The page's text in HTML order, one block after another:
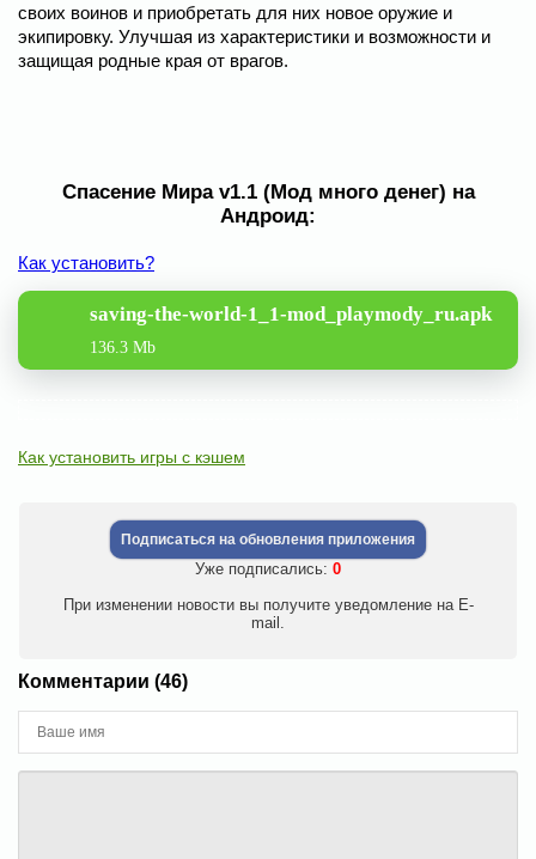
своих воинов и приобретать для них новое оружие и
экипировку. Улучшая из характеристики и возможности и
защищая родные края от врагов.
Спасение Мира v1.1 (Мод много денег) на
Андроид:
Как установить?
saving-the-world-1_1-mod_playmody_ru.apk
136.3 Mb
Как установить игры с кэшем
Подписаться на обновления приложения
Уже подписались: 0
При изменении новости вы получите уведомление на E-
mail.
Комментарии (46)